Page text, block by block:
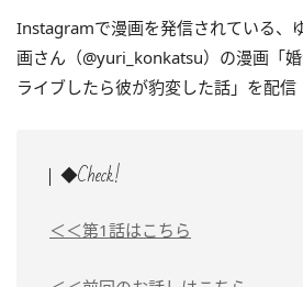
Instagramで漫画を発信されている、
画さん（@yuri_konkatsu）の漫画「
ライブしたら彼が豹変した話 」を配信
◆Check!
＜＜第1話はこちら